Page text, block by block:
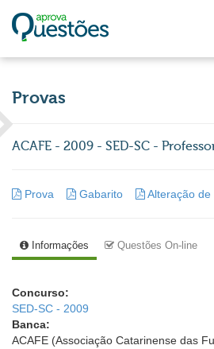
Provas
ACAFE - 2009 - SED-SC -
Prova Gabarito Alteração de
Informações Questões On-line
Concurso:
SED-SC - 2009
Banca:
ACAFE (Associação Catarinense das